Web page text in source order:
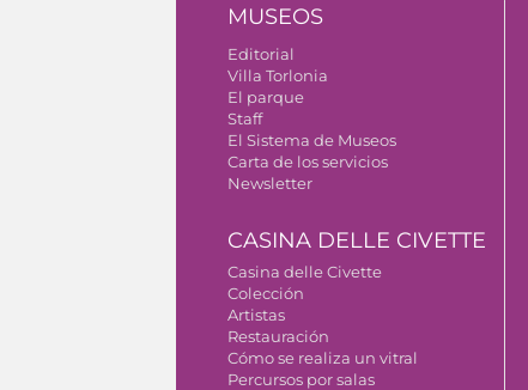
MUSEOS
Editorial
Villa Torlonia
El parque
Staff
El Sistema de Museos
Carta de los servicios
Newsletter
CASINA DELLE CIVETTE
Casina delle Civette
Colección
Artistas
Restauración
Cómo se realiza un vitral
Percursos por salas